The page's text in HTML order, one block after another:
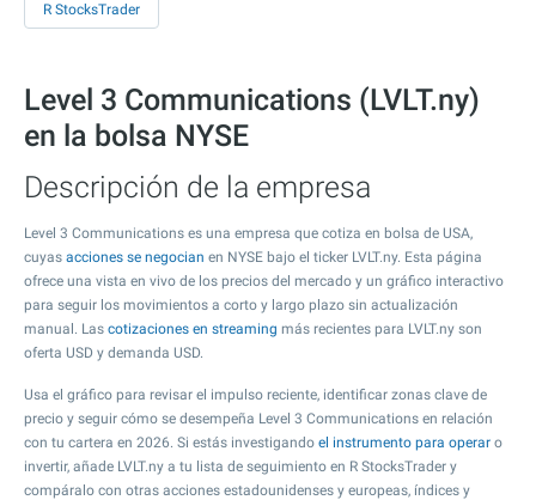
R StocksTrader
Level 3 Communications (LVLT.ny)
en la bolsa NYSE
Descripción de la empresa
Level 3 Communications es una empresa que cotiza en bolsa de USA,
cuyas acciones se negocian en NYSE bajo el ticker LVLT.ny. Esta página
ofrece una vista en vivo de los precios del mercado y un gráfico interactivo
para seguir los movimientos a corto y largo plazo sin actualización
manual. Las cotizaciones en streaming más recientes para LVLT.ny son
oferta USD y demanda USD.
Usa el gráfico para revisar el impulso reciente, identificar zonas clave de
precio y seguir cómo se desempeña Level 3 Communications en relación
con tu cartera en 2026. Si estás investigando el instrumento para operar o
invertir, añade LVLT.ny a tu lista de seguimiento en R StocksTrader y
compáralo con otras acciones estadounidenses y europeas, índices y